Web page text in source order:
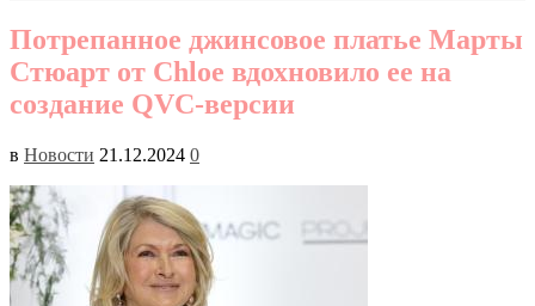
Потрепанное джинсовое платье Марты
Стюарт от Chloe вдохновило ее на
создание QVC-версии
в Новости 21.12.2024 0